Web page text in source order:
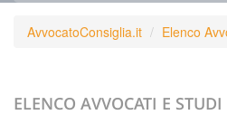
AvvocatoConsiglia.it Elenco
ELENCO AVVOCATI E